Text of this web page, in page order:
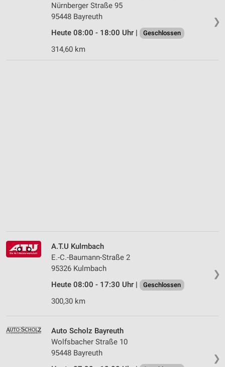
❯
Nürnberger Straße 95
95448 Bayreuth
Heute 08:00 - 18:00 Uhr |
Geschlossen
314,60 km
❯
A.T.U Kulmbach
E.-C.-Baumann-Straße 2
95326 Kulmbach
Heute 08:00 - 17:30 Uhr |
Geschlossen
300,30 km
❯
Auto Scholz Bayreuth
Wolfsbacher Straße 10
95448 Bayreuth